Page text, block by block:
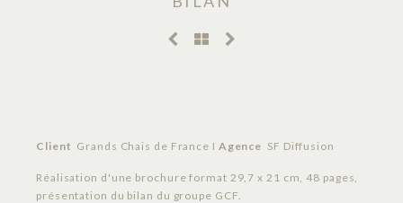
Client Grands Chais de France I Agence SF Diffusion
Réalisation d'une brochure format 29,7 x 21 cm, 48 pages,
présentation du bilan du groupe GCF.